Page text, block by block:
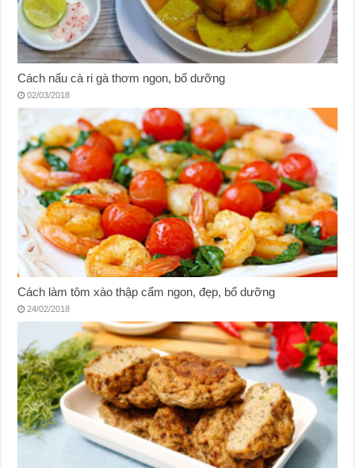
Cách nấu cà ri gà thơm ngon, bổ dưỡng
02/03/2018
Cách làm tôm xào thập cẩm ngon, đẹp, bổ dưỡng
24/02/2018